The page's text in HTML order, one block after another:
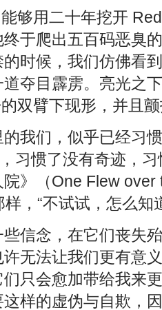
用二十年挖开 Red
于爬出五百码恶臭
时候，我们仿佛看
夺目霹雳。亮光之
双臂下现形，并且
们，似乎已经习惯
习惯了没有奇迹，
》（One Flew over
，“不试试，怎么知
念，在它们丧失殆
许无法让我们更有
只会愈加带给我来
样的虚伪与自欺，